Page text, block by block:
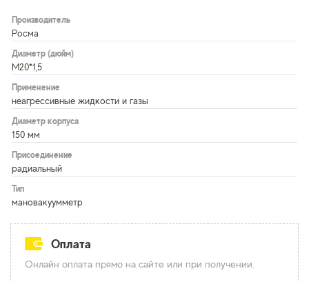
Производитель
Росма
Диаметр (дюйм)
М20*1,5
Применение
неагрессивные жидкости и газы
Диаметр корпуса
150 мм
Присоединение
радиальный
Тип
мановакуумметр
Оплата
Онлайн оплата прямо на сайте или при получении.